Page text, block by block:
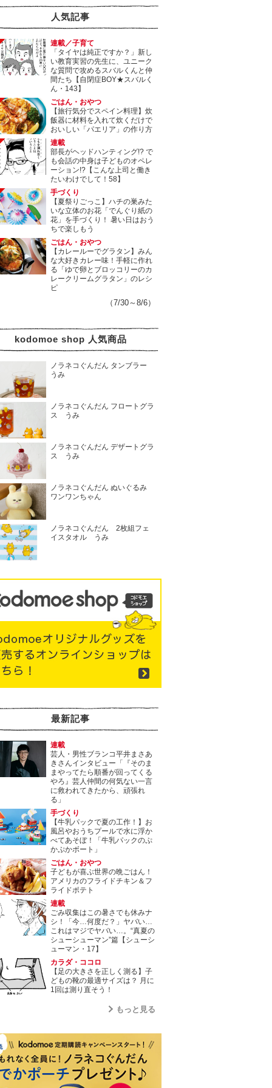
人気記事
連載／子育て
「タイヤは純正ですか？」新し
い教育実習の先生に、ユニーク
な質問で攻めるスバルくんと仲
間たち【自閉症BOY★スバルく
ん・143】
ごはん・おやつ
【旅行気分でスペイン料理】炊
飯器に材料を入れて炊くだけで
おいしい「パエリア」の作り方
連載
部長がヘッドハンティング!? で
も会話の中身は子どものオペレ
ーション!?【こんな上司と働き
たいわけでして！58】
手づくり
【夏祭りごっこ】ハチの巣みた
いな立体のお花「でんぐり紙の
花」を手づくり！ 暑い日はおう
ちで楽しもう
ごはん・おやつ
【カレールーでグラタン】みん
な大好きカレー味！手軽に作れ
る「ゆで卵とブロッコリーのカ
レークリームグラタン」のレシ
ピ
（7/30～8/6）
kodomoe shop 人気商品
ノラネコぐんだん タンブラー
うみ
ノラネコぐんだん フロートグラ
ス うみ
ノラネコぐんだん デザートグラ
ス うみ
ノラネコぐんだん ぬいぐるみ
ワンワンちゃん
ノラネコぐんだん 2枚組フェ
イスタオル うみ
最新記事
連載
芸人・男性ブランコ平井まさあ
きさんインタビュー「『そのま
まやってたら順番が回ってくる
やろ』芸人仲間の何気ない一言
に救われてきたから、頑張れ
る」
手づくり
【牛乳パックで夏の工作！】お
風呂やおうちプールで水に浮か
べてあそぼ！「牛乳パックのぷ
かぷかボート」
ごはん・おやつ
子どもが喜ぶ世界の晩ごはん！
アメリカのフライドチキン＆フ
ライドポテト
連載
ごみ収集はこの暑さでも休みナ
シ！「今…何度だ？」ヤバい…
これはマジでヤバい…。“真夏の
シューシューマン”篇【シューシ
ューマン・17】
カラダ・ココロ
【足の大きさを正しく測る】子
どもの靴の最適サイズは？ 月に
1回は測り直そう！
もっと見る